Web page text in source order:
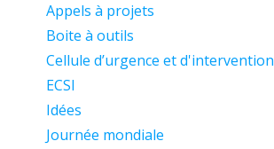
Appels à projets
Boite à outils
Cellule d’urgence et d'intervention
ECSI
Idées
Journée mondiale